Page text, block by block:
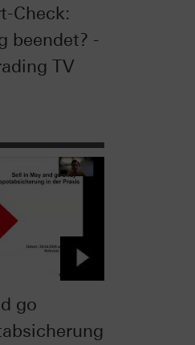
Check:
beendet? -
TV
go